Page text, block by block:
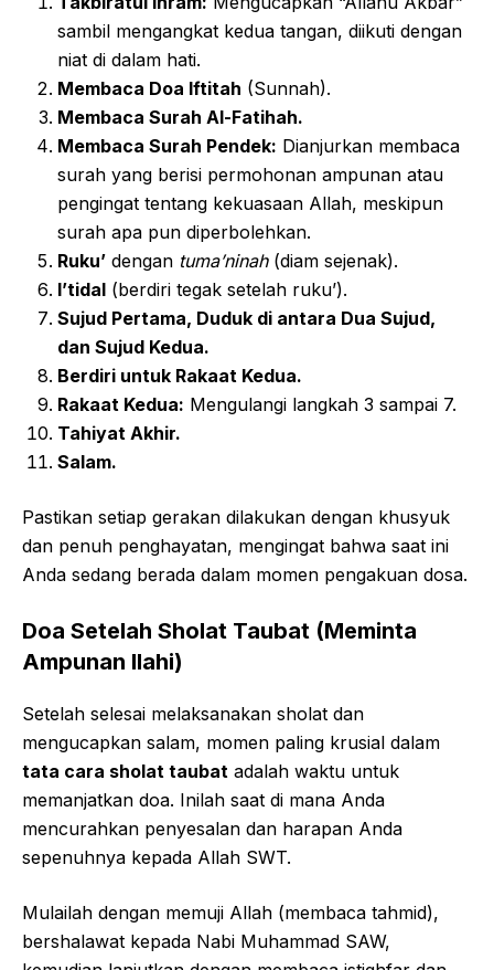
sambil mengangkat kedua tangan, diikuti dengan
niat di dalam hati.
Membaca Doa Iftitah (Sunnah).
Membaca Surah Al-Fatihah.
Membaca Surah Pendek: Dianjurkan membaca
surah yang berisi permohonan ampunan atau
pengingat tentang kekuasaan Allah, meskipun
surah apa pun diperbolehkan.
Ruku’ dengan tuma’ninah(diam sejenak).
I’tidal (berdiri tegak setelah ruku’).
Sujud Pertama, Duduk di antara Dua Sujud,
dan Sujud Kedua.
Berdiri untuk Rakaat Kedua.
Rakaat Kedua: Mengulangi langkah 3 sampai 7.
Tahiyat Akhir.
Salam.
Pastikan setiap gerakan dilakukan dengan khusyuk
dan penuh penghayatan, mengingat bahwa saat ini
Anda sedang berada dalam momen pengakuan dosa.
Doa Setelah Sholat Taubat (Meminta
Ampunan Ilahi)
Setelah selesai melaksanakan sholat dan
mengucapkan salam, momen paling krusial dalam
tata cara sholat taubat adalah waktu untuk
memanjatkan doa. Inilah saat di mana Anda
mencurahkan penyesalan dan harapan Anda
sepenuhnya kepada Allah SWT.
Mulailah dengan memuji Allah (membaca tahmid),
bershalawat kepada Nabi Muhammad SAW,